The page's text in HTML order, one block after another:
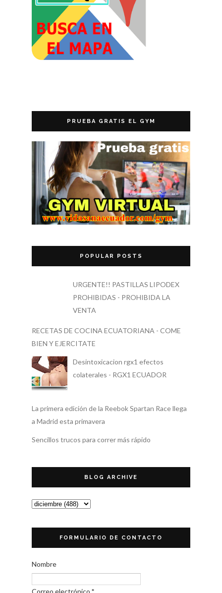
PRUEBA GRATIS EL GYM
POPULAR POSTS
URGENTE!! PASTILLAS LIPODEX
PROHIBIDAS - PROHIBIDA LA
VENTA
RECETAS DE COCINA ECUATORIANA - COME
BIEN Y EJERCITATE
Desintoxicacion rgx1 efectos
colaterales - RGX1 ECUADOR
La primera edición de la Reebok Spartan Race llega
a Madrid esta primavera
Sencillos trucos para correr más rápido
BLOG ARCHIVE
FORMULARIO DE CONTACTO
Nombre
Correo electrónico *